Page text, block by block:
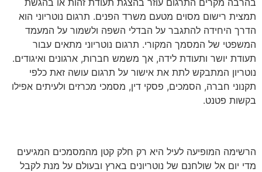
בהרבה מקרים התרגום עוזר בהצגת תעודת זהות או בהגשת
תמצית רישום מסוים מטעם משרד הפנים. תרגום נוטריוני הוא
הדרך היחידה להתגבר על הבדלי השפה ולשמור על המעמד
המשפטי של המסמך המקורי. תרגום נוטריוני מתאים עבור
תעודת יושר ותעודת לידה, אך משמש חברות, ארגונים ואיגודים.
נוטריון המתבקש לתת את אישור על תרגום עושה זאת כלפי
תקנוני חברה, הסמכים, פסקי דין, מסמכי מכרזים ולעיתים אפילו
בקשות פטנט.
הרשימה המופיעה לעיל היא רק חלק קטן מהמסמכים המגיעים
מדי יום אל שולחנם של נוטריונים בארץ ובעולם על מנת לקבל